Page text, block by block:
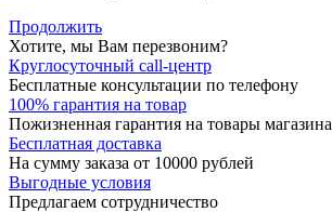
Продолжить
Хотите, мы Вам перезвоним?
Круглосуточный call-центр
Бесплатные консультации по телефону
100% гарантия на товар
Пожизненная гарантия на товары магазина
Бесплатная доставка
На сумму заказа от 10000 рублей
Выгодные условия
Предлагаем сотрудничество